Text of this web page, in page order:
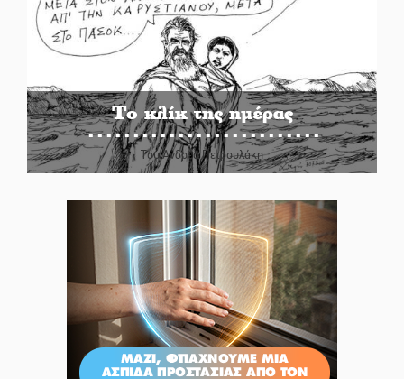
Το κλίκ της ημέρας
Του Ανδρέα Πετρουλάκη